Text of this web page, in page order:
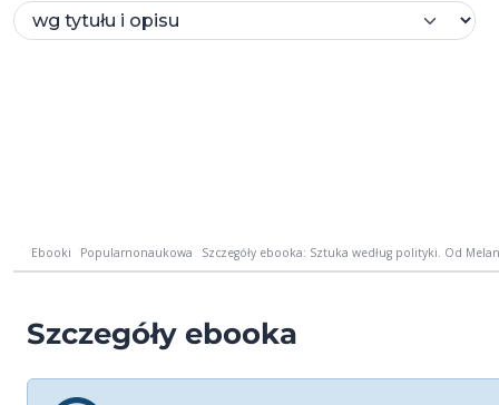
Ebooki Popularnonaukowa Szczegóły ebooka: Sztuka według polityki. Od
Szczegóły ebooka